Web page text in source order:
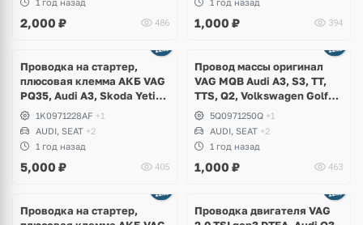
1 год назад
2,000 ₽ 486
Seat Leon, Altea
1 год назад
1,000 ₽ 394
Проводка на стартер,
плюсовая клемма АКБ VAG
PQ35, Audi A3, Skoda Yeti,
Volkswagen Scirocco, Eos,
Seat Leon
1K0971228AF +1
AUDI, SEAT +2
1 год назад
5,000 ₽ 405
Провод массы оригинал
VAG MQB Audi A3, S3, TT,
TTS, Q2, Volkswagen Golf
7.5 R, GTI, Passat B8, T-Roc,
Skoda Octavia A7, Superb,
Karoq, Seat Leon Cupra,
Ateca
5Q0971250Q +1
AUDI, SEAT +2
1 год назад
1,000 ₽ 463
Проводка на стартер,
Проводка двигателя VAG